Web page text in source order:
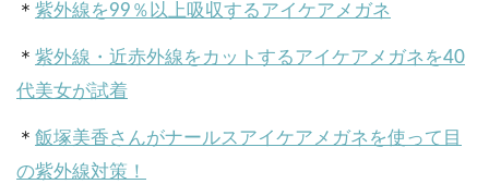
＊ 紫外線を99％以上吸収するアイケアメガネ
＊ 紫外線・近赤外線をカットするアイケアメガネを40
代美女が試着
＊ 飯塚美香さんがナールスアイケアメガネを使って目
の紫外線対策！